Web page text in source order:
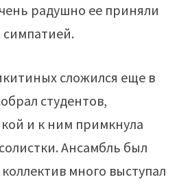
радушно ее приняли
сложился еще в
студентов,
и к ним примкнула
Ансамбль был
много выступал